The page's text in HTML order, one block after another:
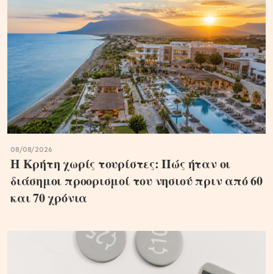
08/08/2026
Η Κρήτη χωρίς τουρίστες: Πώς ήταν οι
διάσημοι προορισμοί του νησιού πριν από 60
και 70 χρόνια